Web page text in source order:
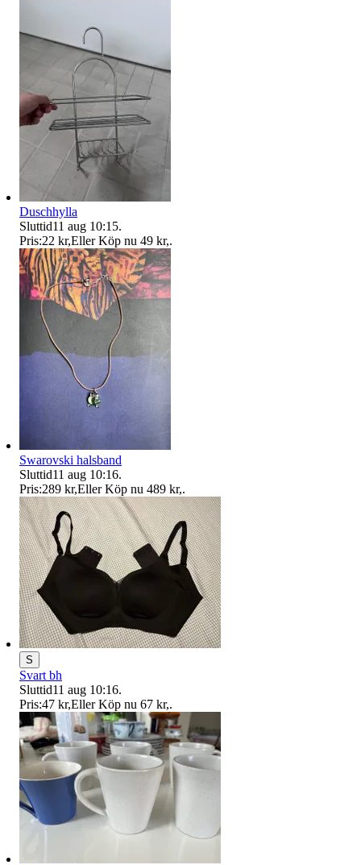
Duschhylla
Sluttid11 aug 10:15.
Pris:22 kr,Eller Köp nu 49 kr,.
Swarovski halsband
Sluttid11 aug 10:16.
Pris:289 kr,Eller Köp nu 489 kr,.
S
Svart bh
Sluttid11 aug 10:16.
Pris:47 kr,Eller Köp nu 67 kr,.